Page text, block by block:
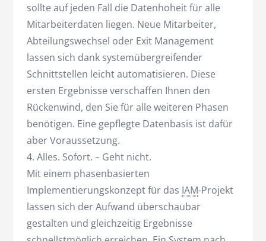
sollte auf jeden Fall die Datenhoheit für alle
Mitarbeiterdaten liegen. Neue Mitarbeiter,
Abteilungswechsel oder Exit Management
lassen sich dank systemübergreifender
Schnittstellen leicht automatisieren. Diese
ersten Ergebnisse verschaffen Ihnen den
Rückenwind, den Sie für alle weiteren Phasen
benötigen. Eine gepflegte Datenbasis ist dafür
aber Voraussetzung.
4. Alles. Sofort. – Geht nicht.
Mit einem phasenbasierten
Implementierungskonzept für das IAM-Projekt
lassen sich der Aufwand überschaubar
gestalten und gleichzeitig Ergebnisse